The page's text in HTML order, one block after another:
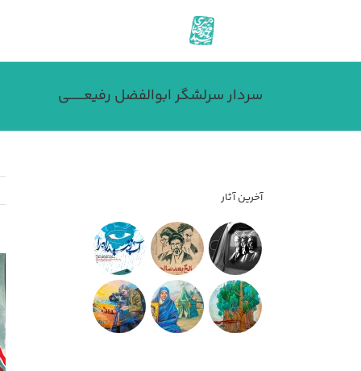
سردار سرلشگر ابوالفضل رفیعــــــی
آخرین آثار